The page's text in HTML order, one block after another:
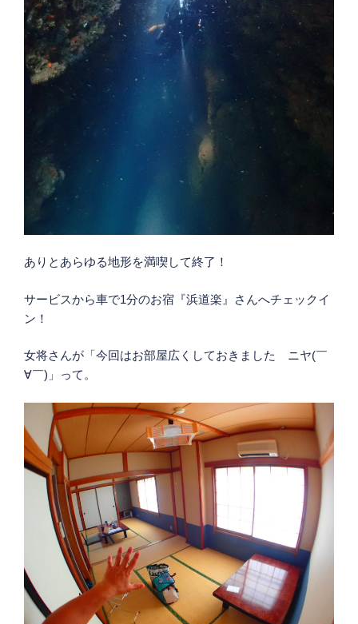
ありとあらゆる地形を満喫して終了！
サービスから車で1分のお宿『浜道楽』さんへチェックイ
ン！
女将さんが「今回はお部屋広くしておきました ニヤ(￣
∀￣)」って。